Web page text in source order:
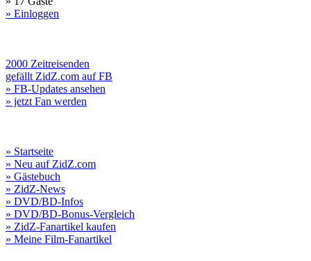
» Einloggen
2000 Zeitreisenden
gefällt ZidZ.com auf FB
» FB-Updates ansehen
» jetzt Fan werden
» Startseite
» Neu auf ZidZ.com
» Gästebuch
» ZidZ-News
» DVD/BD-Infos
» DVD/BD-Bonus-Vergleich
» ZidZ-Fanartikel kaufen
» Meine Film-Fanartikel